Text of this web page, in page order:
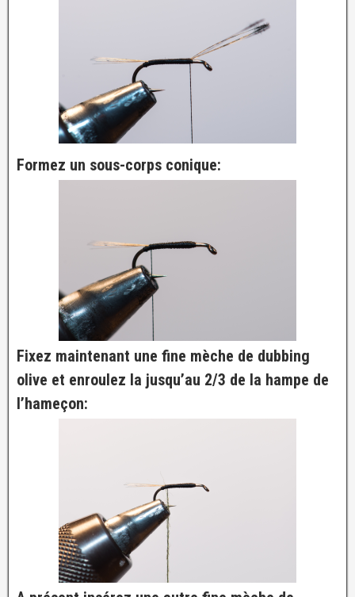
Formez un sous-corps conique:
Fixez maintenant une fine mèche de dubbing
olive et enroulez la jusqu’au 2/3 de la hampe de
l’hameçon: